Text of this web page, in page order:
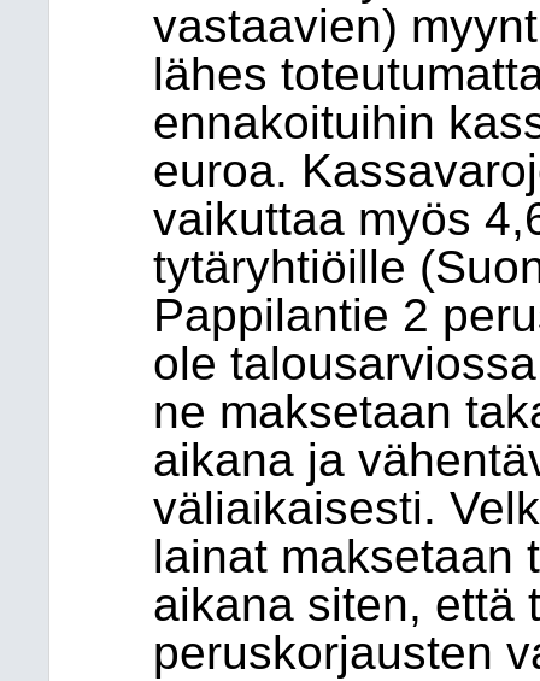
vastaavien)
lähes
ennakoituihin
euroa.
vaikuttaa myös
tytäryhtiöille
Pappilantie 2
ole
ne maksetaan
aikana ja
väliaikaisesti.
lainat maksetaan
aikana siten, että
peruskorjausten